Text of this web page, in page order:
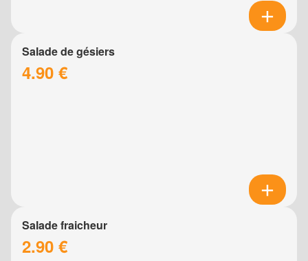
Salade de gésiers
4.90 €
Salade fraicheur
2.90 €